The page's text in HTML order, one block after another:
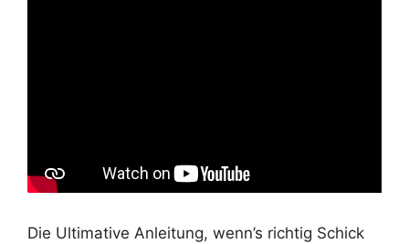
Die Ultimative Anleitung, wenn’s richtig Schick